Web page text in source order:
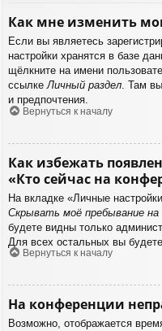
Как мне изменить
Если вы являетесь
настройки хранятся в базе
щёлкните на имени
ссылкеЛичный раздел. Там
и предпочтения.
Вернуться к началу
Как избежать
«Кто сейчас на
На вкладке «Личные
Скрывать моё пребывание на
будете видны только
Для всех остальных вы
Вернуться к началу
На конференции
Возможно, отображается